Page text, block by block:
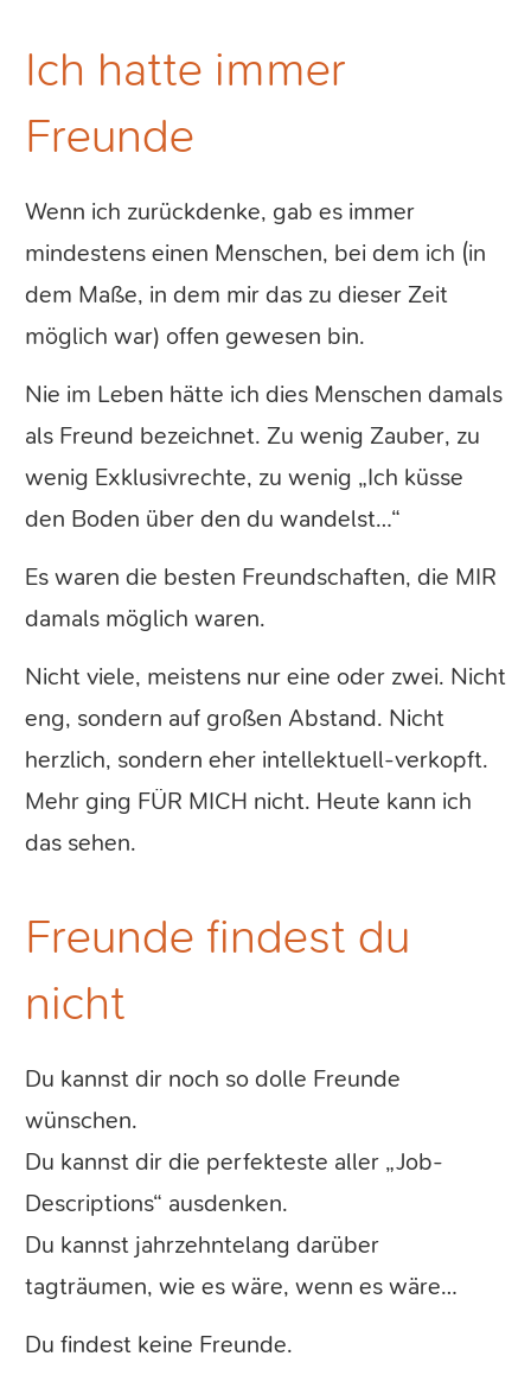
Ich hatte immer
Freunde
Wenn ich zurückdenke, gab es immer
mindestens einen Menschen, bei dem ich (in
dem Maße, in dem mir das zu dieser Zeit
möglich war) offen gewesen bin.
Nie im Leben hätte ich dies Menschen damals
als Freund bezeichnet. Zu wenig Zauber, zu
wenig Exklusivrechte, zu wenig „Ich küsse
den Boden über den du wandelst…“
Es waren die besten Freundschaften, die MIR
damals möglich waren.
Nicht viele, meistens nur eine oder zwei. Nicht
eng, sondern auf großen Abstand. Nicht
herzlich, sondern eher intellektuell-verkopft.
Mehr ging FÜR MICH nicht. Heute kann ich
das sehen.
Freunde findest du
nicht
Du kannst dir noch so dolle Freunde
wünschen.
Du kannst dir die perfekteste aller „Job-
Descriptions“ ausdenken.
Du kannst jahrzehntelang darüber
tagträumen, wie es wäre, wenn es wäre…
Du findest keine Freunde.